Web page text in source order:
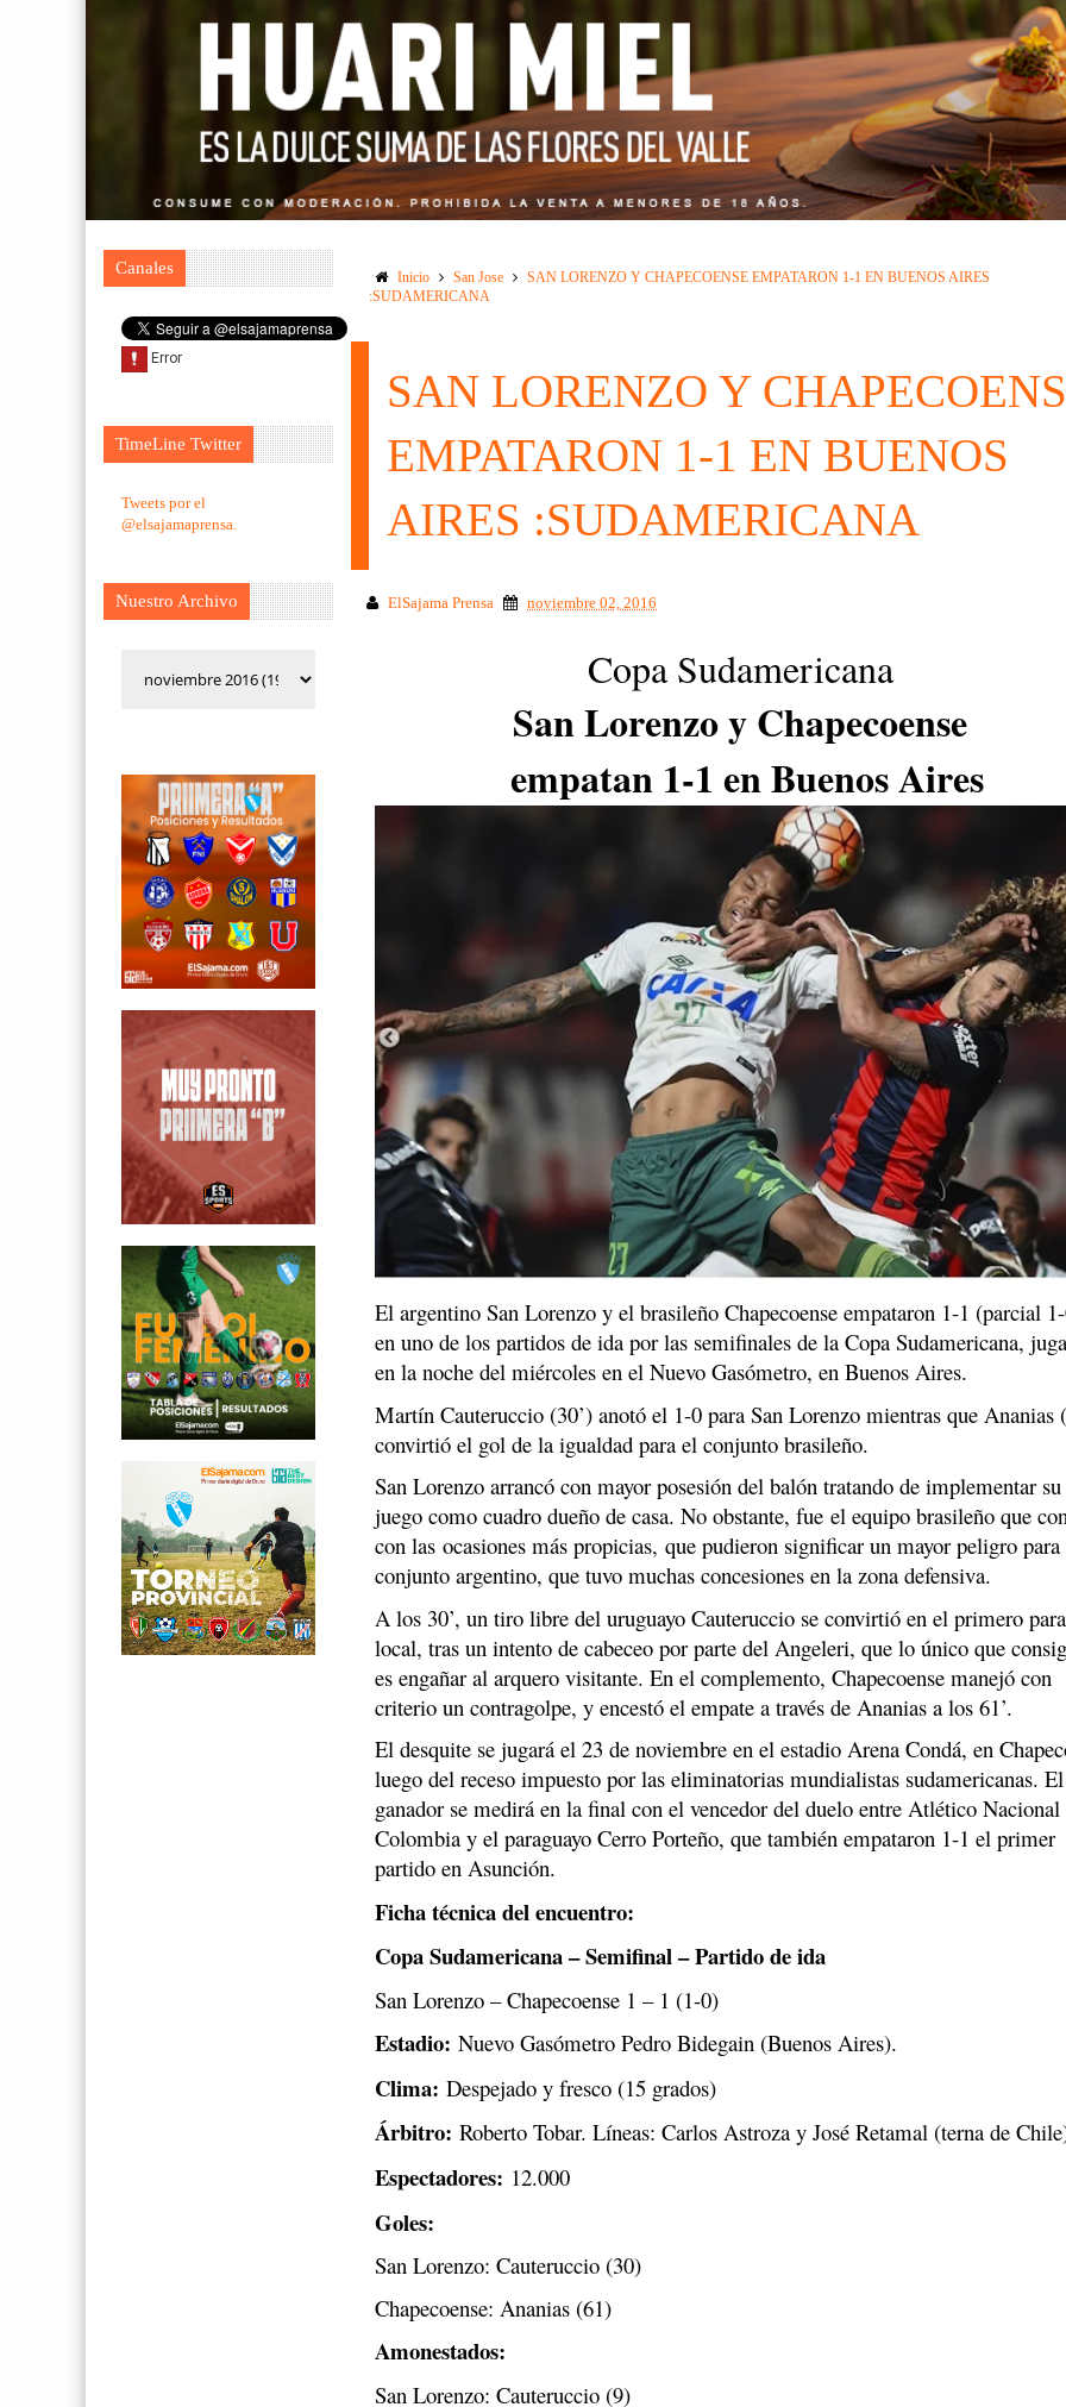
Canales
TimeLine Twitter
Tweets por el
@elsajamaprensa.
Nuestro Archivo
Inicio San Jose
SAN LORENZO Y CHAPECOENSE EMPATARON 1-1 EN BUENOS AIRES
:SUDAMERICANA
SAN LORENZO Y
EMPATARON 1-1 EN BUENOS
AIRES :SUDAMERICANA
ElSajama Prensa noviembre 02, 2016
Copa Sudamericana
San Lorenzo y Chapecoense
empatan 1-1 en Buenos Aires
El argentino San Lorenzo y el brasileño Chapecoense empataron 1-1 (parcial
en uno de los partidos de ida por las semifinales de la Copa Sudamericana,
en la noche del miércoles en el Nuevo Gasómetro, en Buenos Aires.
Martín Cauteruccio (30’) anotó el 1-0 para San Lorenzo mientras que Ananias
convirtió el gol de la igualdad para el conjunto brasileño.
San Lorenzo arrancó con mayor posesión del balón tratando de implementar su
juego como cuadro dueño de casa. No obstante, fue el equipo brasileño que
con las ocasiones más propicias, que pudieron significar un mayor peligro
conjunto argentino, que tuvo muchas concesiones en la zona defensiva.
A los 30’, un tiro libre del uruguayo Cauteruccio se convirtió en el primero
local, tras un intento de cabeceo por parte del Angeleri, que lo único que
es engañar al arquero visitante. En el complemento, Chapecoense manejó con
criterio un contragolpe, y encestó el empate a través de Ananias a los 61’.
El desquite se jugará el 23 de noviembre en el estadio Arena Condá, en
luego del receso impuesto por las eliminatorias mundialistas sudamericanas. El
ganador se medirá en la final con el vencedor del duelo entre Atlético Nacional
Colombia y el paraguayo Cerro Porteño, que también empataron 1-1 el primer
partido en Asunción.
Ficha técnica del encuentro:
Copa Sudamericana – Semifinal – Partido de ida
San Lorenzo – Chapecoense 1 – 1 (1-0)
Estadio:Nuevo Gasómetro Pedro Bidegain (Buenos Aires).
Clima: Despejado y fresco (15 grados)
Árbitro: Roberto Tobar. Líneas: Carlos Astroza y José Retamal (terna de
Espectadores: 12.000
Goles:
San Lorenzo: Cauteruccio (30)
Chapecoense: Ananias (61)
Amonestados:
San Lorenzo: Cauteruccio (9)